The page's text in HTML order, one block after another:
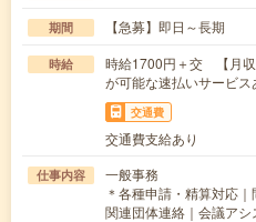
期間 【急募】即日～長期
時給
時給1700円＋交 【月
が可能な速払いサービス
交通費
交通費支給あり
仕事内容
一般事務
＊各種申請・精算対応
関連団体連絡｜会議ア